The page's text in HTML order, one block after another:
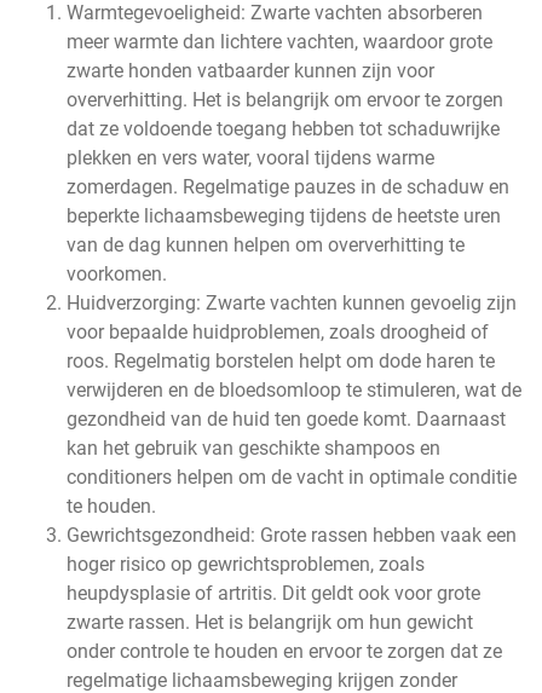
Warmtegevoeligheid: Zwarte vachten absorberen
meer warmte dan lichtere vachten, waardoor grote
zwarte honden vatbaarder kunnen zijn voor
oververhitting. Het is belangrijk om ervoor te zorgen
dat ze voldoende toegang hebben tot schaduwrijke
plekken en vers water, vooral tijdens warme
zomerdagen. Regelmatige pauzes in de schaduw en
beperkte lichaamsbeweging tijdens de heetste uren
van de dag kunnen helpen om oververhitting te
voorkomen.
Huidverzorging: Zwarte vachten kunnen gevoelig zijn
voor bepaalde huidproblemen, zoals droogheid of
roos. Regelmatig borstelen helpt om dode haren te
verwijderen en de bloedsomloop te stimuleren, wat de
gezondheid van de huid ten goede komt. Daarnaast
kan het gebruik van geschikte shampoos en
conditioners helpen om de vacht in optimale conditie
te houden.
Gewrichtsgezondheid: Grote rassen hebben vaak een
hoger risico op gewrichtsproblemen, zoals
heupdysplasie of artritis. Dit geldt ook voor grote
zwarte rassen. Het is belangrijk om hun gewicht
onder controle te houden en ervoor te zorgen dat ze
regelmatige lichaamsbeweging krijgen zonder